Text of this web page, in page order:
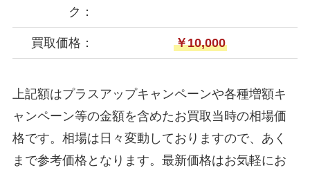
ク：
買取価格： ￥10,000
上記額はプラスアップキャンペーンや各種増額キ
ャンペーン等の金額を含めたお買取当時の相場価
格です。相場は日々変動しておりますので、あく
まで参考価格となります。最新価格はお気軽にお